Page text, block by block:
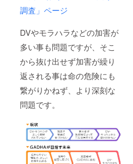
調査」ページ
DVやモラハラなどの加害が
多い事も問題ですが、そこ
から抜け出せず加害が繰り
返される事は命の危険にも
繋がりかねず、より深刻な
問題です。